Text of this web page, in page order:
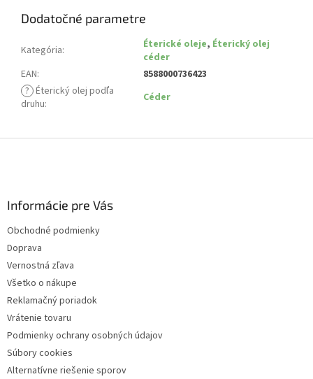
Dodatočné parametre
Kategória: Éterické oleje, Éterický olej
céder
EAN:
8588000736423
? Éterický olej podľa
druhu: Céder
Informácie pre Vás
Obchodné podmienky
Doprava
Vernostná zľava
Všetko o nákupe
Reklamačný poriadok
Vrátenie tovaru
Podmienky ochrany osobných údajov
Súbory cookies
Alternatívne riešenie sporov